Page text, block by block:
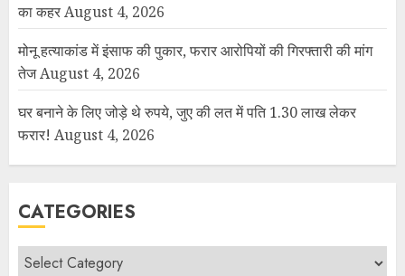
का कहरAugust 4, 2026
मोनू हत्याकांड में इंसाफ की पुकार, फरार आरोपियों की गिरफ्तारी की मांग
तेजAugust 4, 2026
घर बनाने के लिए जोड़े थे रुपये, जुए की लत में पति 1.30 लाख लेकर
फरार! August 4, 2026
CATEGORIES